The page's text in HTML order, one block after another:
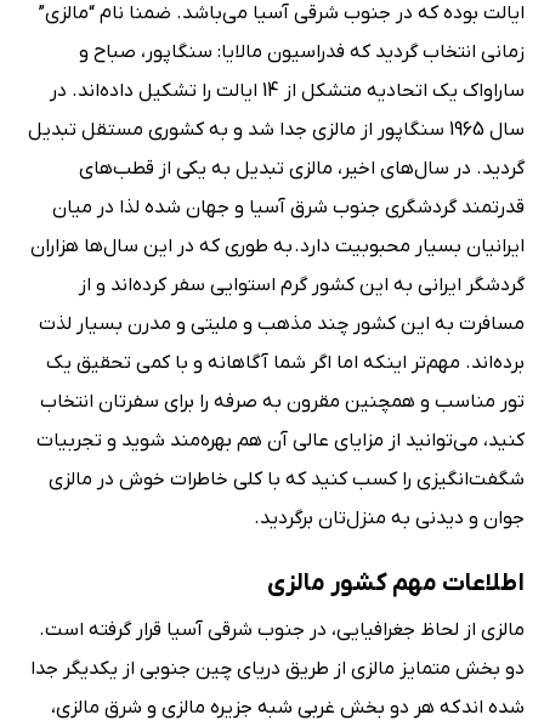
ایالت بوده که در جنوب شرقی آسیا می‌باشد. ضمنا نام “‌مالزی”
زمانی انتخاب گردید که فدراسیون مالایا: سنگاپور، صباح و
ساراواک یک اتحادیه متشکل از 14 ایالت را تشکیل داده‌اند. در
سال 1965 سنگاپور از مالزی جدا شد و به کشوری مستقل تبدیل
گردید. در سال‌های اخیر، مالزی تبدیل به یکی از قطب‌های
قدرتمند گردشگری جنوب شرق آسیا و جهان شده لذا در میان
ایرانیان بسیار محبوبیت دارد. به طوری که در این سال‌ها هزاران
گردشگر ایرانی به این کشور گرم استوایی سفر کرده‌اند و از
مسافرت به این کشور چند مذهب و ملیتی و مدرن بسیار لذت
برده‌اند. مهم‌تر اینکه اما اگر شما آگاهانه و با کمی تحقیق یک
تور مناسب و همچنین مقرون به صرفه را برای سفرتان انتخاب
کنید، می‌توانید از مزایای عالی آن هم بهره‌مند شوید و تجربیات
شگفت‌انگیزی را کسب کنید که با کلی خاطرات خوش در مالزی
جوان و دیدنی به منزل‌تان برگردید.
اطلاعات مهم کشور مالزی
مالزی از لحاظ جغرافیایی، در جنوب شرقی آسیا قرار گرفته است.
دو بخش متمایز مالزی از طریق دریای چین جنوبی از یکدیگر جدا
شده ‌اند که هر دو بخش غربی شبه جزیره مالزی و شرق مالزی،